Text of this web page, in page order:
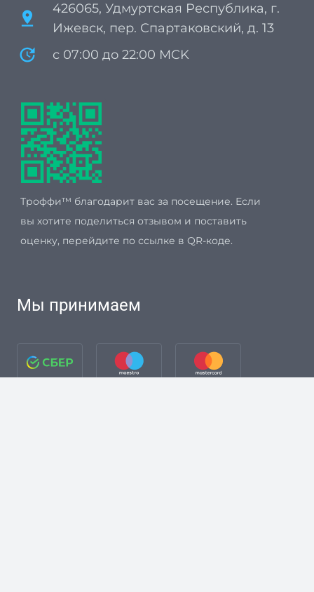
pin_drop
426065, Удмуртская Республика, г.
Ижевск, пер. Спартаковский, д. 13
update с 07:00 до 22:00 MCK
Троффи™ благодарит вас за посещение. Если
вы хотите поделиться отзывом и поставить
оценку, перейдите по ссылке в QR-коде.
Мы принимаем